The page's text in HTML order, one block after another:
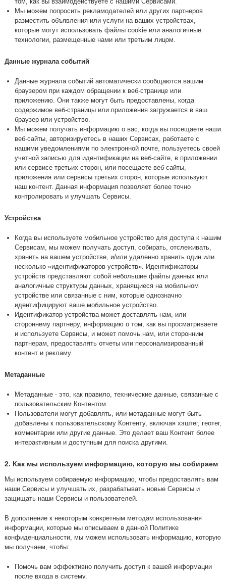
Мы можем попросить рекламодателей или других партнеров
разместить объявления или услуги на ваших устройствах,
которые могут использовать файлы cookie или аналогичные
технологии, размещенные нами или третьим лицом.
Данные журнала событий
Данные журнала событий автоматически сообщаются вашим
браузером при каждом обращении к веб-странице или
приложению. Они также могут быть предоставлены, когда
содержимое веб-страницы или приложения загружается в ваш
браузер или устройство.
Мы можем получать информацию о вас, когда вы посещаете наши
веб-сайты, авторизируетесь в наших Сервисах, работаете с
нашими уведомлениями по электронной почте, пользуетесь своей
учетной записью для идентификации на веб-сайте, в приложении
или сервисе третьих сторон, или посещаете веб-сайты,
приложения или сервисы третьих сторон, которые используют
наш контент. Данная информация позволяет более точно
контролировать и улучшать Сервисы.
Устройства
Когда вы используете мобильное устройство для доступа к нашим
Сервисам, мы можем получать доступ, собирать, отслеживать,
хранить на вашем устройстве, и/или удаленно хранить один или
несколько «идентификаторов устройств». Идентификаторы
устройств представляют собой небольшие файлы данных или
аналогичные структуры данных, хранящиеся на мобильном
устройстве или связанные с ним, которые однозначно
идентифицируют ваше мобильное устройство.
Идентификатор устройства может доставлять нам, или
стороннему партнеру, информацию о том, как вы просматриваете
и используете Сервисы, и может помочь нам, или сторонним
партнерам, предоставлять отчеты или персонализированный
контент и рекламу.
Метаданные
Метаданные - это, как правило, технические данные, связанные с
пользовательским Контентом.
Пользователи могут добавлять, или метаданные могут быть
добавлены к пользовательскому Контенту, включая хэштег, геотег,
комментарии или другие данные. Это делает ваш Контент более
интерактивным и доступным для поиска другими.
2. Как мы используем информацию, которую мы собираем
Мы используем собираемую информацию, чтобы предоставлять вам
наши Сервисы и улучшать их, разрабатывать новые Сервисы и
защищать наши Сервисы и пользователей.
В дополнение к некоторым конкретным методам использования
информации, которые мы описываем в данной Политике
конфиденциальности, мы можем использовать информацию, которую
мы получаем, чтобы:
Помочь вам эффективно получить доступ к вашей информации
после входа в систему.